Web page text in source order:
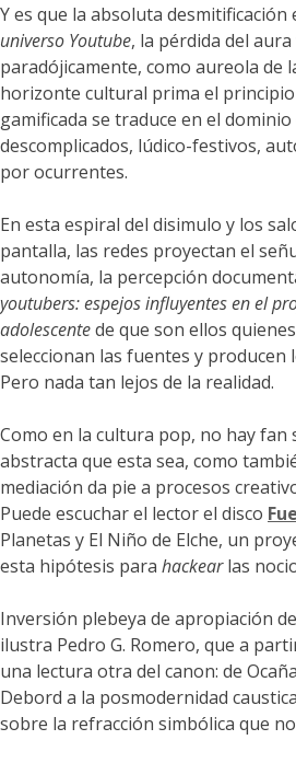
Y es que la absoluta desmitificación
universo Youtube, la pérdida del aura
paradójicamente, como aureola de
horizonte cultural prima el
gamificada se traduce en el
descomplicados, lúdico-festivos,
por ocurrentes.
En esta espiral del disimulo y los
pantalla, las redes proyectan el
autonomía, la percepción
youtubers: espejos influyentes en el
adolescentede que son ellos
seleccionan las fuentes y producen
Pero nada tan lejos de la realidad.
Como en la cultura pop, no hay fan
abstracta que esta sea, como
mediación da pie a procesos
Puede escuchar el lector el disco
Planetas y El Niño de Elche, un
esta hipótesis para hackearlas
Inversión plebeya de apropiación
ilustra Pedro G. Romero, que a
una lectura otra del canon: de
Debord a la posmodernidad
sobre la refracción simbólica que